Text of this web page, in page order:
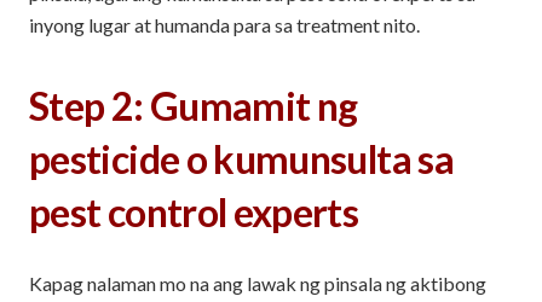
inyong lugar at humanda para sa treatment nito.
Step 2: Gumamit ng
pesticide o kumunsulta sa
pest control experts
Kapag nalaman mo na ang lawak ng pinsala ng aktibong